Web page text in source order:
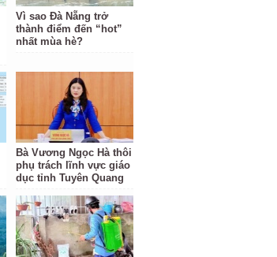
Vì sao Đà Nẵng trở
thành điểm đến “hot”
nhất mùa hè?
Bà Vương Ngọc Hà thôi
phụ trách lĩnh vực giáo
dục tỉnh Tuyên Quang